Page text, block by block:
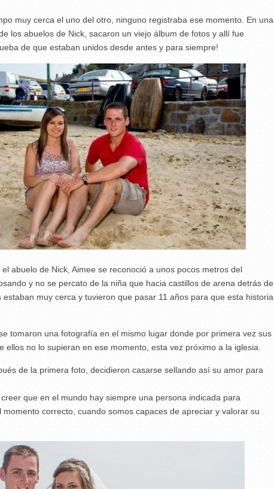
muy cerca el uno del otro, ninguno registraba ese momento. En una
los abuelos de Nick, sacaron un viejo álbum de fotos y allí fue
de que estaban unidos desde antes y para siempre!
abuelo de Nick, Aimee se reconoció a unos pocos metros del
y no se percato de la niña que hacia castillos de arena detrás de
muy cerca y tuvieron que pasar 11 años para que esta historia
tomaron una fotografía en el mismo lugar donde por primera vez sus
ellos no lo supieran en ese momento, esta vez próximo a la iglesia.
de la primera foto, decidieron casarse sellando así su amor para
que en el mundo hay siempre una persona indicada para
momento correcto, cuando somos capaces de apreciar y valorar su